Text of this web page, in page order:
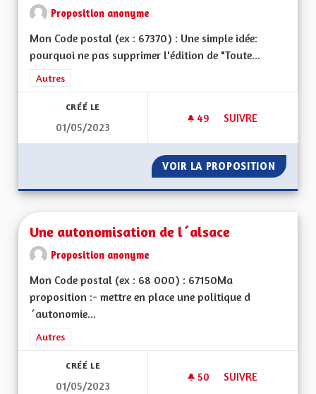
Proposition anonyme
Mon Code postal (ex : 67370) : Une simple idée:
pourquoi ne pas supprimer l'édition de "Toute...
Filtrer les résultats de la catégorie : Autres
Autres
CRÉÉ LE
01/05/2023
49 49 ABONNÉS
SUIVRE
VOIR LA PROPOSITION UNE
Une autonomisation de l´alsace
Proposition anonyme
Mon Code postal (ex : 68 000) : 67150Ma
proposition :- mettre en place une politique d
´autonomie...
Filtrer les résultats de la catégorie : Autres
Autres
CRÉÉ LE
01/05/2023
50 50 ABONNÉS
SUIVRE